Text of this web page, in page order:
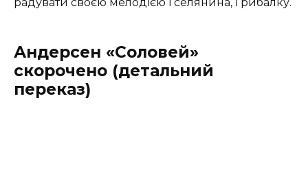
радувати своєю мелодією і селянина, і рибалку.
Андерсен «Соловей»
скорочено (детальний
переказ)